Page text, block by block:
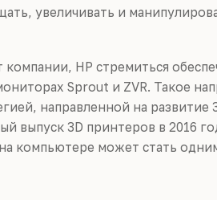
увеличивать и
HP стремиться
Sprout и ZVR. Такое
направленной на развитие
выпуск 3D принтеров в 2016
компьютере может стать